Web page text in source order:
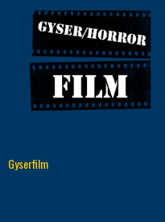
Gyserfilm